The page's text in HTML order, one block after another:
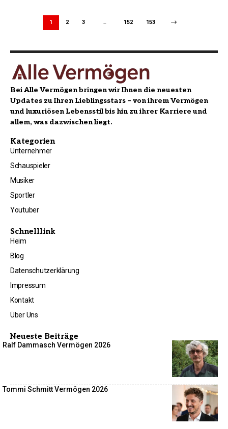
1 2 3 … 152 153
Bei Alle Vermögen bringen wir Ihnen die neuesten
Updates zu Ihren Lieblingsstars – von ihrem Vermögen
und luxuriösen Lebensstil bis hin zu ihrer Karriere und
allem, was dazwischen liegt.
Kategorien
Unternehmer
Schauspieler
Musiker
Sportler
Youtuber
Schnelllink
Heim
Blog
Datenschutzerklärung
Impressum
Kontakt
Über Uns
Neueste Beiträge
Ralf Dammasch Vermögen 2026
Tommi Schmitt Vermögen 2026